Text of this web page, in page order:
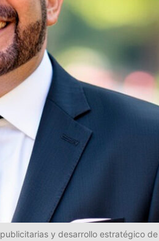
y desarrollo estratégico